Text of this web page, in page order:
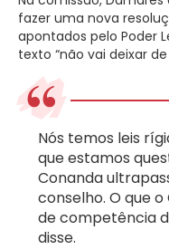
fazer uma nova
apontados pelo Poder
texto “não vai deixar
Nós temos leis
que estamos
Conanda
conselho. O que
de competência
disse.